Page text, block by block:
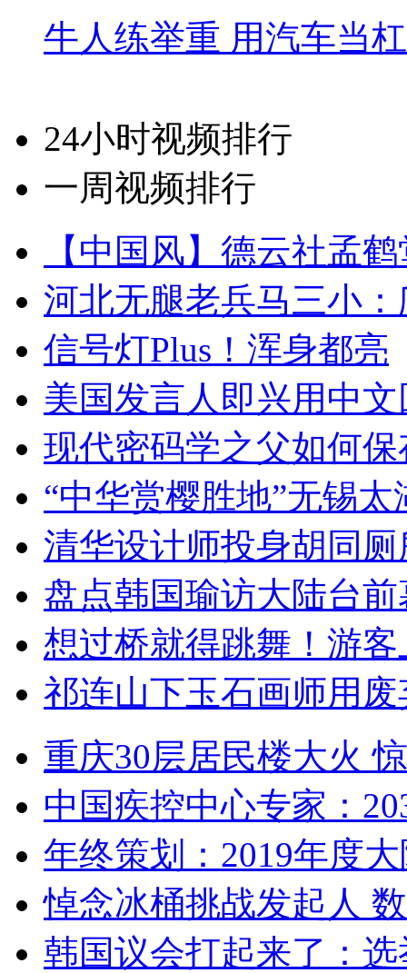
牛人练举重 用汽车当
24小时视频排行
一周视频排行
【中国风】德云社孟
河北无腿老兵马三小
信号灯Plus！浑身都亮
美国发言人即兴用中
现代密码学之父如何
“中华赏樱胜地”无锡
清华设计师投身胡同
盘点韩国瑜访大陆台
想过桥就得跳舞！游客
祁连山下玉石画师用
重庆30层居民楼大火
中国疾控中心专家：
年终策划：2019年度
悼念冰桶挑战发起人
韩国议会打起来了：